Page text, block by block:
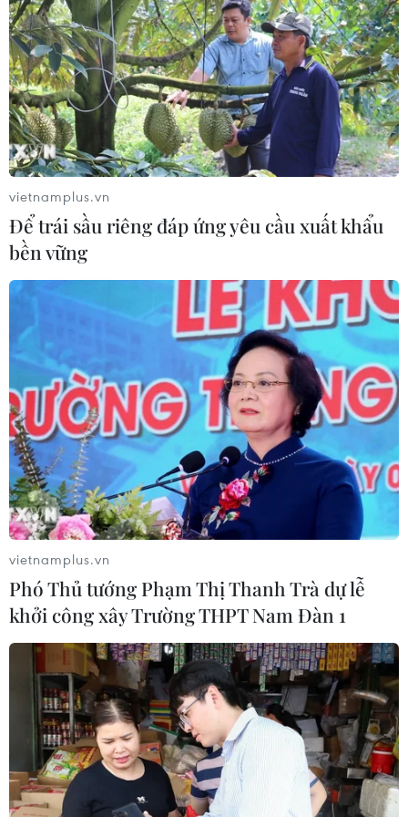
trong mùa dịch cyclosporiasis
04/08/2026 07:11
Phát hiện mới về quá trình lão hóa
của con người
02/08/2026 13:31
Sâm Ngọc Linh: Báu vật trong tay,
bao giờ "hóa rồng"?
02/08/2026 11:38
Yếu tố di truyền có thể quyết định
quá trình phát triển ung thư
02/08/2026 09:43
Phương pháp mới giúp phát hiện
sớm bệnh Alzheimer
Virus H5N1 lây lan trong quần thể
chim bản địa tại Australia
29/07/2026 11:42
UNAIDS cảnh báo nguy cơ đại dịch
HIV/AIDS bùng phát trở lại
29/07/2026 05:17
vietnamplus.vn
Để trái sầu riêng đáp ứng yêu cầu xuất khẩu
bền vững
vietnamplus.vn
Phó Thủ tướng Phạm Thị Thanh Trà dự lễ
khởi công xây Trường THPT Nam Đàn 1